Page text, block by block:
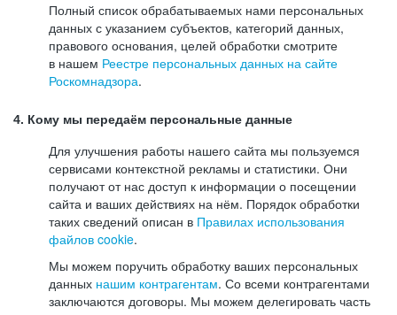
Полный список обрабатываемых нами персональных
данных с указанием субъектов, категорий данных,
правового основания, целей обработки смотрите
в нашем Реестре персональных данных на сайте
Роскомнадзора.
4. Кому мы передаём персональные данные
Для улучшения работы нашего сайта мы пользуемся
сервисами контекстной рекламы и статистики. Они
получают от нас доступ к информации о посещении
сайта и ваших действиях на нём. Порядок обработки
таких сведений описан в Правилах использования
файлов cookie.
Мы можем поручить обработку ваших персональных
данных нашим контрагентам. Со всеми контрагентами
заключаются договоры. Мы можем делегировать часть